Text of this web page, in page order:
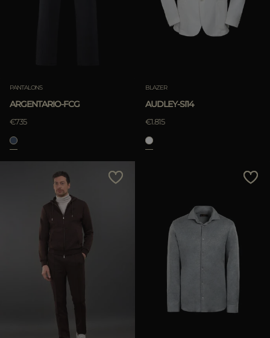
PANTALONS
ARGENTARIO-FCG
€735
BLAZER
AUDLEY-SI14
€1.815